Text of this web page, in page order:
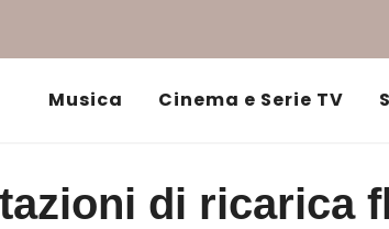
Musica Cinema e Serie TV
di ricarica